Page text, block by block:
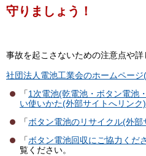
守りましょう！
事故を起こさないための注意点や
社団法人電池工業会のホームペー
「1次電池(乾電池・ボタン電池
い使いかた(外部サイトへリンク)
「ボタン電池のリサイクル(外部
「ボタン電池回収にご協力くだ
覧ください。